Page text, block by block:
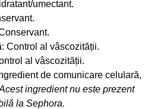
umectant.
Control al vâscozității.
al vâscozității.
de comunicare celulară,
ingredient nu este prezent
la Sephora.